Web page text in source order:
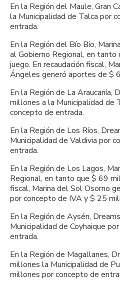
En la Región del Maule, Gran
la Municipalidad de Talca por
entrada.
En la Región del Bío Bío,
al Gobierno Regional, en
juego. En recaudación fiscal,
Ángeles generó aportes de $
En la Región de La
millones a la Municipalidad de
concepto de entrada.
En la Región de Los Ríos,
Municipalidad de Valdivia por
entrada.
En la Región de Los Lagos,
Regional, en tanto que $ 69
fiscal, Marina del Sol Osorno
por concepto de IVA y $ 25
En la Región de Aysén,
Municipalidad de Coyhaique
entrada.
En la Región de Magallanes,
millones la Municipalidad de
millones por concepto de